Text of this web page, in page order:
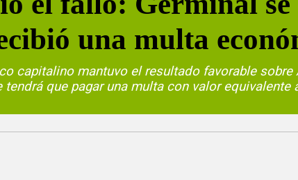
una multa
capitalino mantuvo el resultado favorable
tendrá que pagar una multa con valor